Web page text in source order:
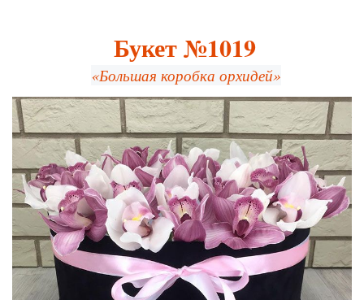
Букет №1019
«Большая коробка орхидей»